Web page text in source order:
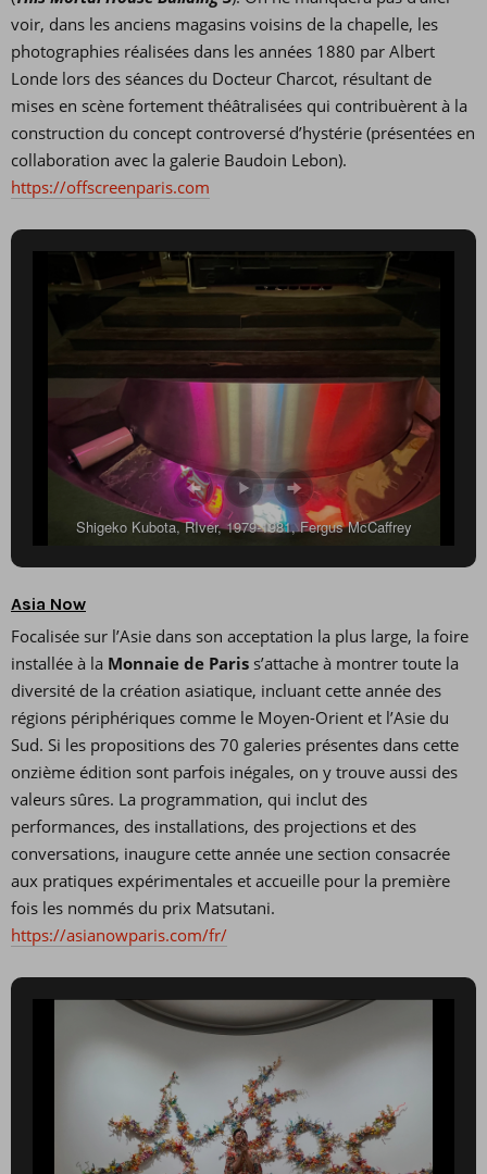
voir, dans les anciens magasins voisins de la chapelle, les
photographies réalisées dans les années 1880 par Albert
Londe lors des séances du Docteur Charcot, résultant de
mises en scène fortement théâtralisées qui contribuèrent à la
construction du concept controversé d’hystérie (présentées en
collaboration avec la galerie Baudoin Lebon).
https://offscreenparis.com
Shigeko Kubota, RIver, 1979-1981, Fergus McCaffrey
Asia Now
Focalisée sur l’Asie dans son acceptation la plus large, la foire
installée à la Monnaie de Paris s’attache à montrer toute la
diversité de la création asiatique, incluant cette année des
régions périphériques comme le Moyen-Orient et l’Asie du
Sud. Si les propositions des 70 galeries présentes dans cette
onzième édition sont parfois inégales, on y trouve aussi des
valeurs sûres. La programmation, qui inclut des
performances, des installations, des projections et des
conversations, inaugure cette année une section consacrée
aux pratiques expérimentales et accueille pour la première
fois les nommés du prix Matsutani.
https://asianowparis.com/fr/